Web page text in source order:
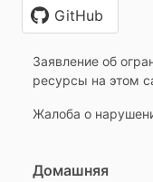
GitHub
Заявление об
ресурсы на этом
Жалоба о
Домашняя